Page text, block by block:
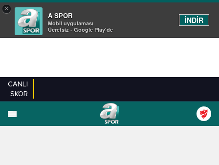
×
A SPOR
Mobil uygulaması
Ücretsiz - Google Play'de
İNDİR
CANLI
SKOR